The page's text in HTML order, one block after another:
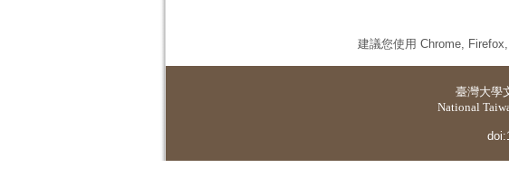
建議您使用 Chrome,
臺灣大學
National